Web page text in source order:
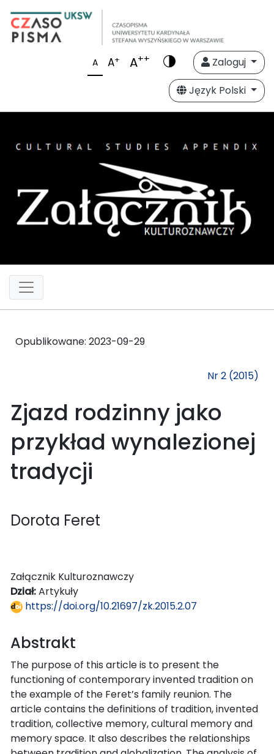
A A+ A++
Zaloguj
Język Polski
Opublikowane: 2023-09-29
Nr 2 (2015)
Zjazd rodzinny jako
przykład wynalezionej
tradycji
Dorota Feret
Załącznik Kulturoznawczy
Dział:Artykuły
https://doi.org/10.21697/zk.2015.2.07
Abstrakt
The purpose of this article is to present the
functioning of contemporary invented tradition on
the example of the Feret’s family reunion. The
article contains the definitions of tradition, invented
tradition, collective memory, cultural memory and
memory space. It also describes the relationships